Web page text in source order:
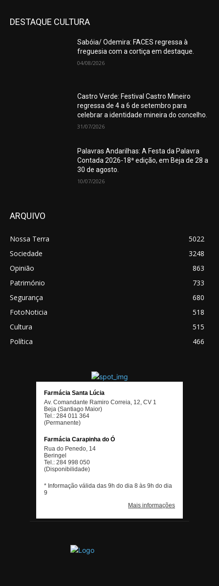
DESTAQUE CULTURA
Sabóia/ Odemira: FACES regressa à
freguesia com a cortiça em destaque.
04/08/2026
Castro Verde: Festival Castro Mineiro
regressa de 4 a 6 de setembro para
celebrar a identidade mineira do concelho.
31/07/2026
Palavras Andarilhas: A Festa da Palavra
Contada 2026-18ª edição, em Beja de 28 a
30 de agosto.
10/07/2026
ARQUIVO
Nossa Terra
5022
Sociedade
3248
Opinião
863
Património
733
Segurança
680
FotoNoticia
518
Cultura
515
Política
466